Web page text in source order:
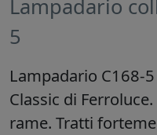
Lampadario
5
Lampadario C168-
Classic di
rame. Tratti